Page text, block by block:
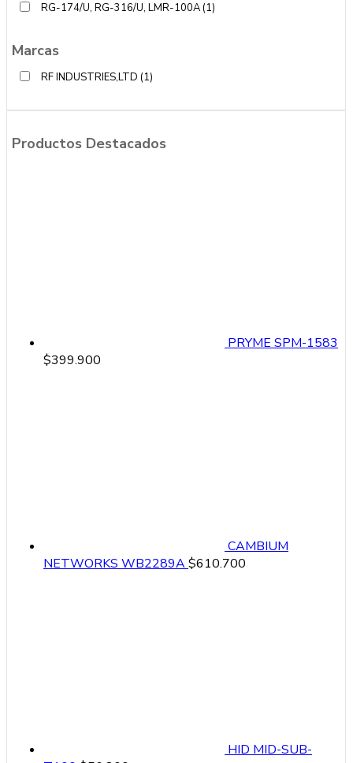
RG-174/U, RG-316/U, LMR-100A(1)
Marcas
RF INDUSTRIES,LTD (1)
Productos Destacados
PRYME SPM-1583
$399.900
CAMBIUM
NETWORKS WB2289A$610.700
HID MID-SUB-